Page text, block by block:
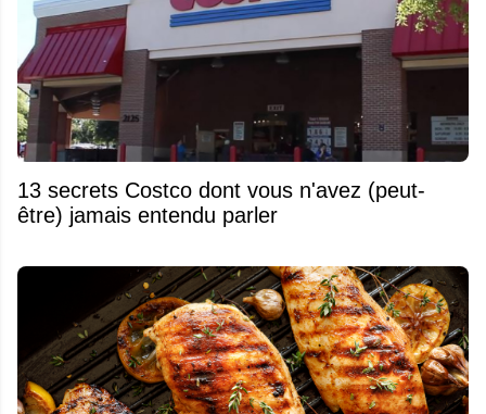
13 secrets Costco dont vous n'avez (peut-
être) jamais entendu parler